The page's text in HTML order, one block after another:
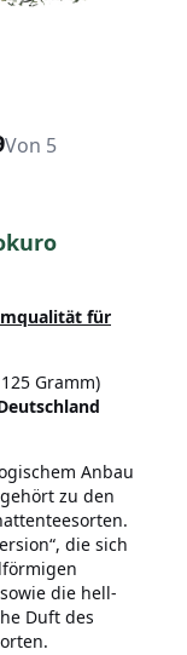
Von 5
für
Gramm)
Anbau
zu den
die sich
die hell-
Duft des